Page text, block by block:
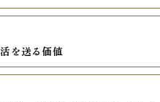
を送る価値